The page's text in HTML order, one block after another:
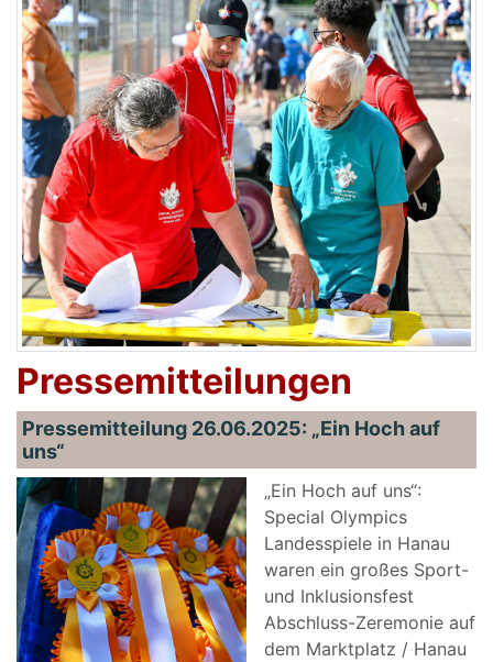
Pressemitteilungen
Pressemitteilung 26.06.2025: „Ein Hoch auf
uns“
„Ein Hoch auf uns“:
Special Olympics
Landesspiele in Hanau
waren ein großes Sport-
und Inklusionsfest
Abschluss-Zeremonie auf
dem Marktplatz / Hanau